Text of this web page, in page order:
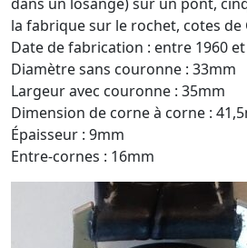
la fabrique sur le rochet, cotes de
Date de fabrication : entre 1960
Diamètre sans couronne : 33mm
Largeur avec couronne : 35mm
Dimension de corne à corne :
Épaisseur : 9mm
Entre-cornes : 16mm